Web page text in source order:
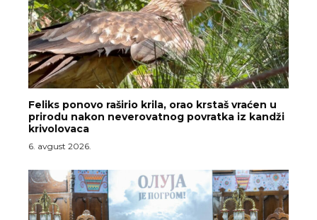
Feliks ponovo raširio krila, orao krstaš vraćen u
prirodu nakon neverovatnog povratka iz kandži
krivolovaca
6. avgust 2026.